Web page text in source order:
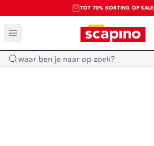
TOT 70% KORTING OP SALE
EXTRA ARTIKELEN IN DE SALE
SHOP NIEUW
Home